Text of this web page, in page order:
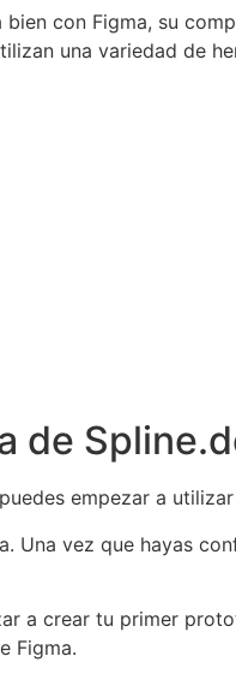
bien con Figma, su
una variedad de
de
empezar a
Una vez que hayas
a crear tu primer
Figma.